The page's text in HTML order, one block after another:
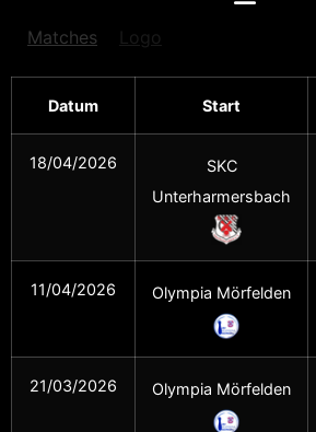
Matches Logo
Datum Start
18/04/2026
SKC
Unterharmersbach
11/04/2026 Olympia Mörfelden
21/03/2026 Olympia Mörfelden